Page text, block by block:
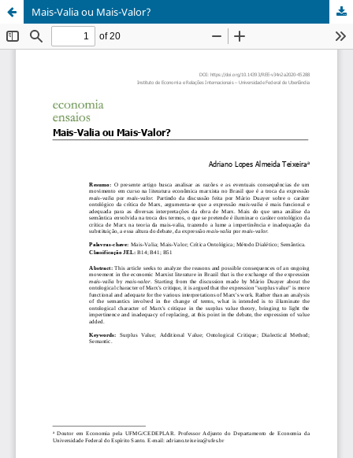
Mais-Valia ou Mais-Valor?